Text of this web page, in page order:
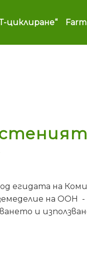
циклиране“
егидата на
на
и